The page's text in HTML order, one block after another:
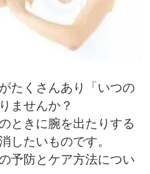
たくさんあり「いつの
ませんか？
ときに腕を出たりする
したいものです。
予防とケア方法につい